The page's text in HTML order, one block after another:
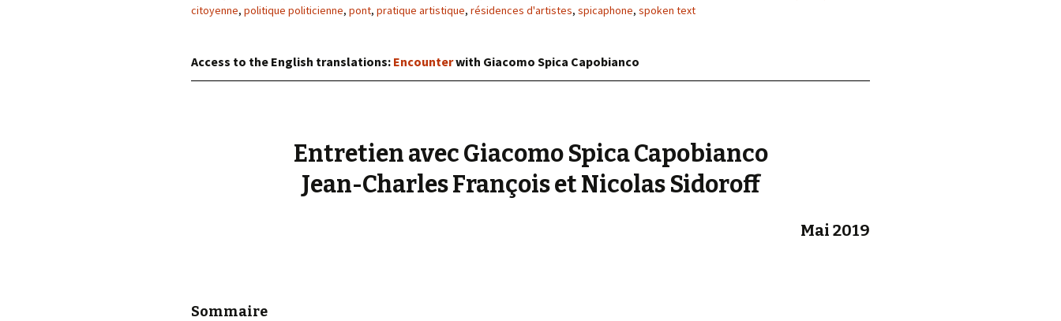
Editorial, 2016)
citoyenne, politique politicienne, pont, pratique artistique, résidences d'artistes, spicaphone, spoken text
Access to the English translations: Encounterwith Giacomo Spica Capobianco
Entretien avec Giacomo Spica Capobianco
Jean-Charles François et Nicolas Sidoroff
Mai 2019
Sommaire